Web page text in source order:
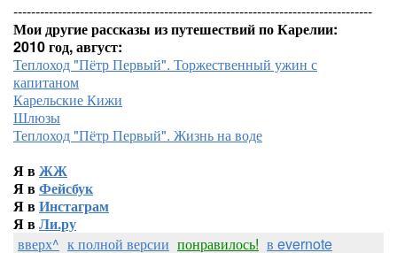
---------------------------------------------------------------------------------
Мои другие рассказы из путешествий по Карелии:
2010 год, август:
Теплоход "Пётр Первый". Торжественный ужин с
капитаном
Карельские Кижи
Шлюзы
Теплоход "Пётр Первый". Жизнь на воде
Я вЖЖ
Я вФейсбук
Я вИнстаграм
Я вЛи.ру
вверх^ к полной версии понравилось! в evernote